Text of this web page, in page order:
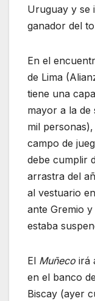
Uruguay y se
ganador del
En el
de Lima
tiene una
mayor a la de
mil
campo de
debe cumplir
arrastra del
al vestuario
ante Gremio
estaba
El Muñeco irá
en el banco
Biscay (ayer